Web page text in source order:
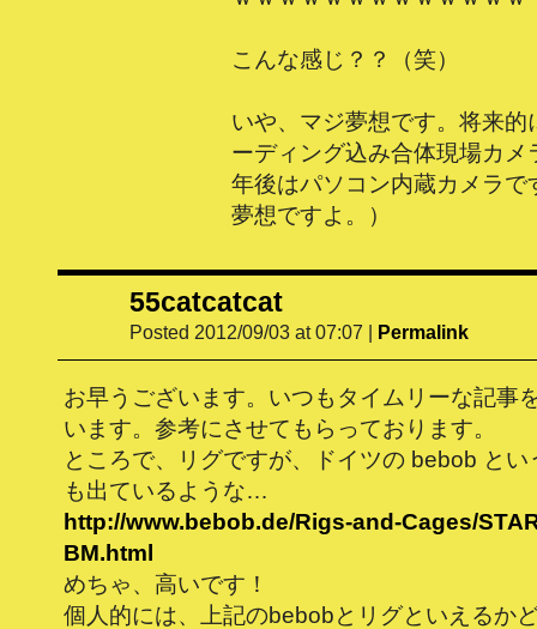
こんな感じ？？（笑）
いや、マジ夢想です。将来的
ーディング込み合体現場カメ
年後はパソコン内蔵カメラで
夢想ですよ。）
55catcatcat
Posted 2012/09/03 at 07:07 | Permalink
お早うございます。いつもタイムリーな記事
います。参考にさせてもらっております。
ところで、リグですが、ドイツの bebob とい
も出ているような…
http://www.bebob.de/Rigs-and-Cages/
BM.html
めちゃ、高いです！
個人的には、上記のbebobとリグといえるか